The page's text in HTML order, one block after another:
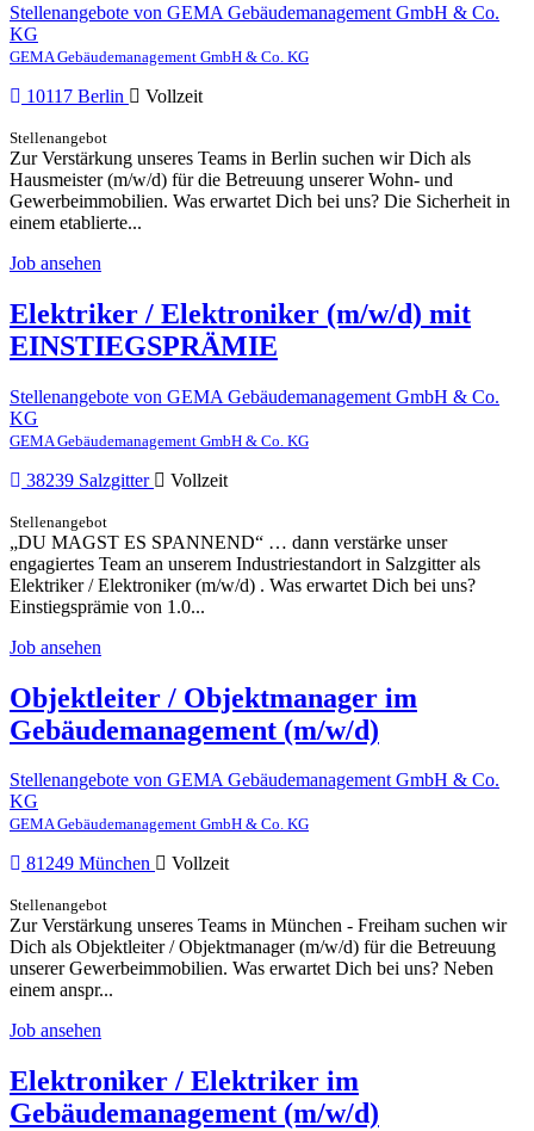
Stellenangebote von GEMA Gebäudemanagement GmbH & Co.
KG
GEMA Gebäudemanagement GmbH & Co. KG
10117 Berlin Vollzeit
Stellenangebot
Zur Verstärkung unseres Teams in Berlin suchen wir Dich als
Hausmeister (m/w/d) für die Betreuung unserer Wohn- und
Gewerbeimmobilien. Was erwartet Dich bei uns? Die Sicherheit in
einem etablierte...
Job ansehen
Elektriker / Elektroniker (m/w/d) mit
EINSTIEGSPRÄMIE
Stellenangebote von GEMA Gebäudemanagement GmbH & Co.
KG
GEMA Gebäudemanagement GmbH & Co. KG
38239 Salzgitter Vollzeit
Stellenangebot
„DU MAGST ES SPANNEND“ … dann verstärke unser
engagiertes Team an unserem Industriestandort in Salzgitter als
Elektriker / Elektroniker (m/w/d) . Was erwartet Dich bei uns?
Einstiegsprämie von 1.0...
Job ansehen
Objektleiter / Objektmanager im
Gebäudemanagement (m/w/d)
Stellenangebote von GEMA Gebäudemanagement GmbH & Co.
KG
GEMA Gebäudemanagement GmbH & Co. KG
81249 München Vollzeit
Stellenangebot
Zur Verstärkung unseres Teams in München - Freiham suchen wir
Dich als Objektleiter / Objektmanager (m/w/d) für die Betreuung
unserer Gewerbeimmobilien. Was erwartet Dich bei uns? Neben
einem anspr...
Job ansehen
Elektroniker / Elektriker im
Gebäudemanagement (m/w/d)